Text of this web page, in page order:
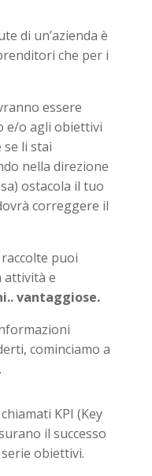
di un’azienda è
che per i
essere
e/o agli obiettivi
li stai
nella direzione
ostacola il tuo
correggere il
puoi
attività e
vantaggiose.
cominciamo a
KPI (Key
il successo
obiettivi.